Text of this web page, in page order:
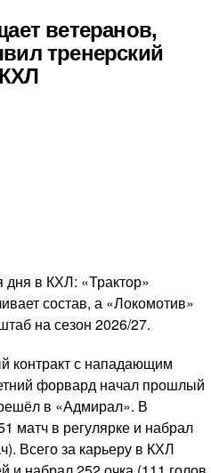
ветеранов,
тренерский
в КХЛ: «Трактор»
состав, а «Локомотив»
на сезон 2026/27.
контракт с нападающим
форвард начал прошлый
в «Адмирал». В
матч в регулярке и набрал
Всего за карьеру в КХЛ